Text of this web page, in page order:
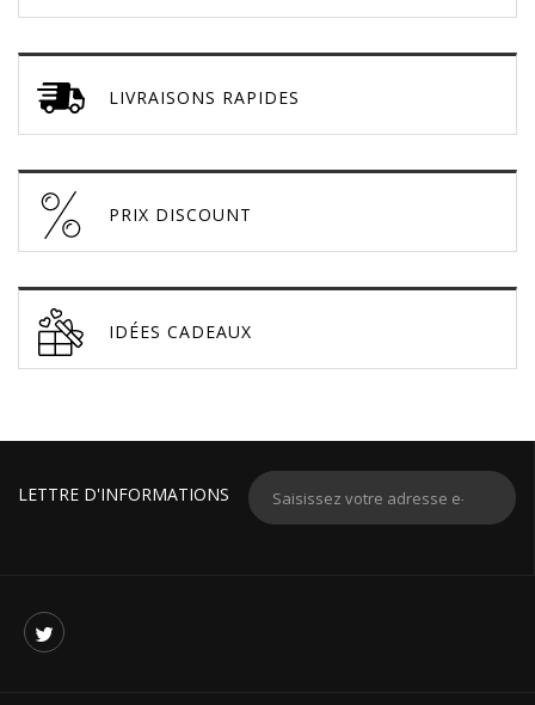
LIVRAISONS RAPIDES
PRIX DISCOUNT
IDÉES CADEAUX
LETTRE D'INFORMATIONS